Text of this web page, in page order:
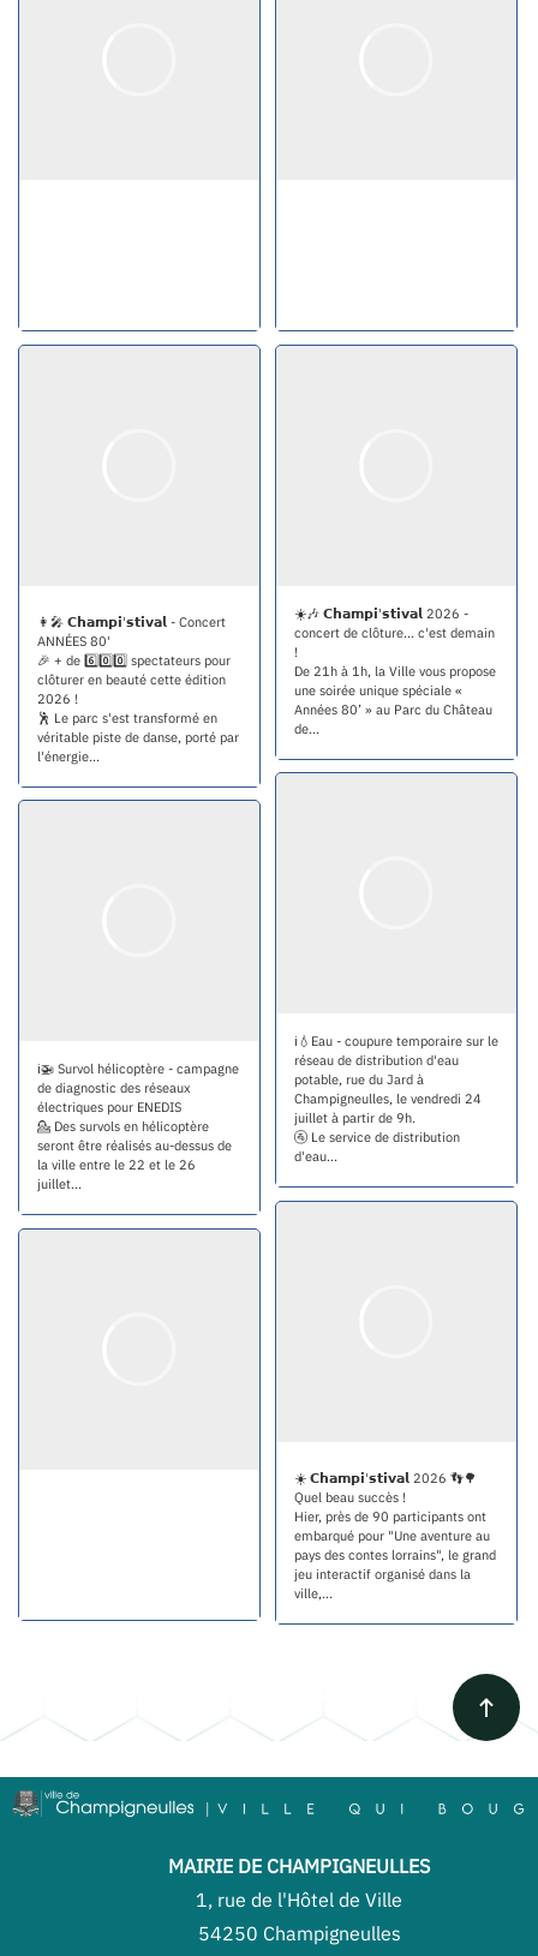
👩‍🎤 𝗖𝗵𝗮𝗺𝗽𝗶'𝘀𝘁𝗶𝘃𝗮𝗹 - Concert
ANNÉES 80'
🎉 + de 6️⃣0️⃣0️⃣ spectateurs pour
clôturer en beauté cette édition
2026 !
🕺 Le parc s'est transformé en
véritable piste de danse, porté par
l'énergie...
☀️🎶 𝗖𝗵𝗮𝗺𝗽𝗶'𝘀𝘁𝗶𝘃𝗮𝗹 2026 -
concert de clôture... c'est demain
!
De 21h à 1h, la Ville vous propose
une soirée unique spéciale «
Années 80’ » au Parc du Château
de...
ℹ💧Eau - coupure temporaire sur le
réseau de distribution d'eau
potable, rue du Jard à
Champigneulles, le vendredi 24
juillet à partir de 9h.
🚰 Le service de distribution
d'eau...
ℹ🚁 Survol hélicoptère - campagne
de diagnostic des réseaux
électriques pour ENEDIS
💁 Des survols en hélicoptère
seront être réalisés au-dessus de
la ville entre le 22 et le 26
juillet...
☀️ 𝗖𝗵𝗮𝗺𝗽𝗶'𝘀𝘁𝗶𝘃𝗮𝗹 2026 👣🌳
Quel beau succès !
Hier, près de 90 participants ont
embarqué pour "Une aventure au
pays des contes lorrains", le grand
jeu interactif organisé dans la
ville,...
MAIRIE DE CHAMPIGNEULLES
1, rue de l'Hôtel de Ville
54250 Champigneulles